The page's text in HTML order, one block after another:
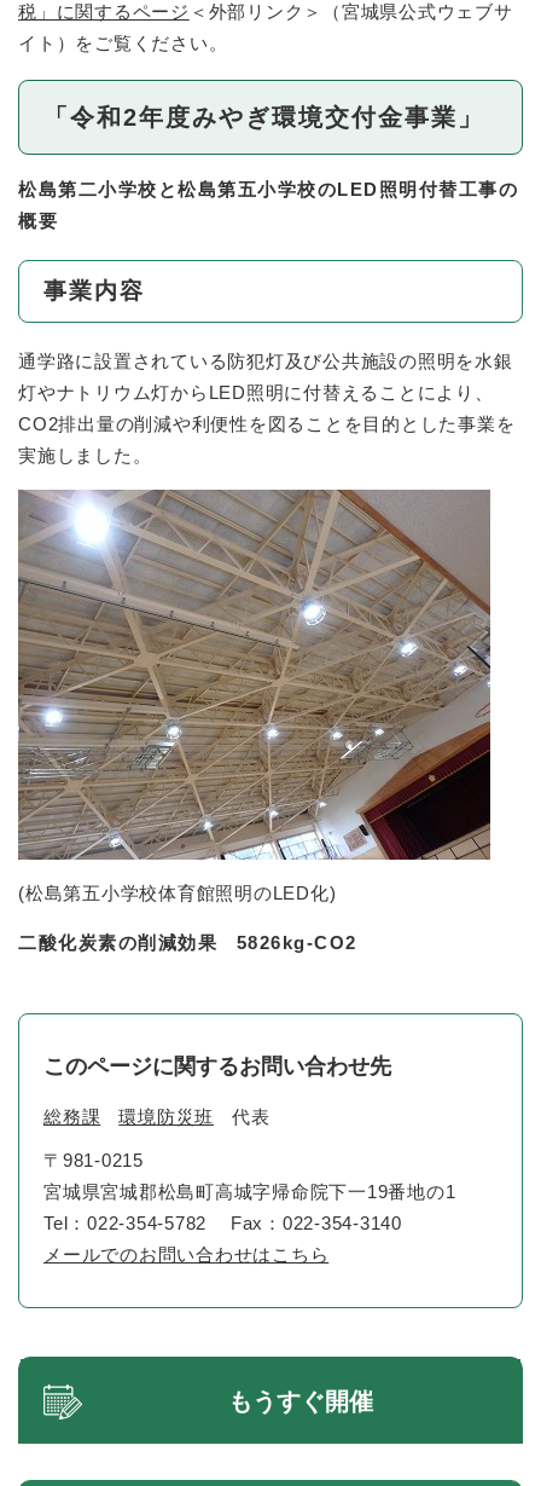
税」に関するページ ＜外部リンク＞
（宮城県公式ウェブサ
イト）をご覧ください。
「令和2年度みやぎ環境交付金事業」
松島第二小学校と松島第五小学校のLED照明付替工事の
概要
事業内容
通学路に設置されている防犯灯及び公共施設の照明を水銀
灯やナトリウム灯からLED照明に付替えることにより、
CO2排出量の削減や利便性を図ることを目的とした事業を
実施しました。
(松島第五小学校体育館照明のLED化)
二酸化炭素の削減効果 5826kg-CO2
このページに関するお問い合わせ先
総務課 環境防災班 代表
〒981-0215
宮城県宮城郡松島町高城字帰命院下一19番地の1
Tel：022-354-5782
Fax：022-354-3140
メールでのお問い合わせはこちら
もうすぐ開催